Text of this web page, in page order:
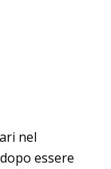
nel
essere